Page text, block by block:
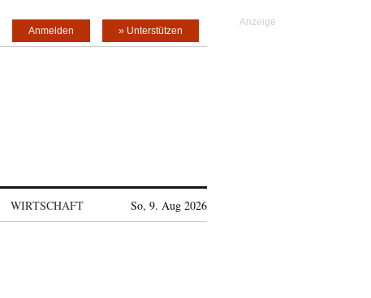
» Unterstützen
Anmelden
WIRTSCHAFT So, 9. Aug 2026